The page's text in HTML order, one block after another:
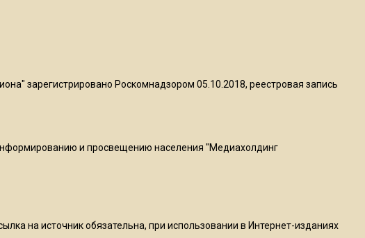
13:50
«Химок»
зарегистрировано Роскомнадзором 05.10.2018, реестровая запись
и просвещению населения "Медиахолдинг
на источник обязательна, при использовании в Интернет-изданиях